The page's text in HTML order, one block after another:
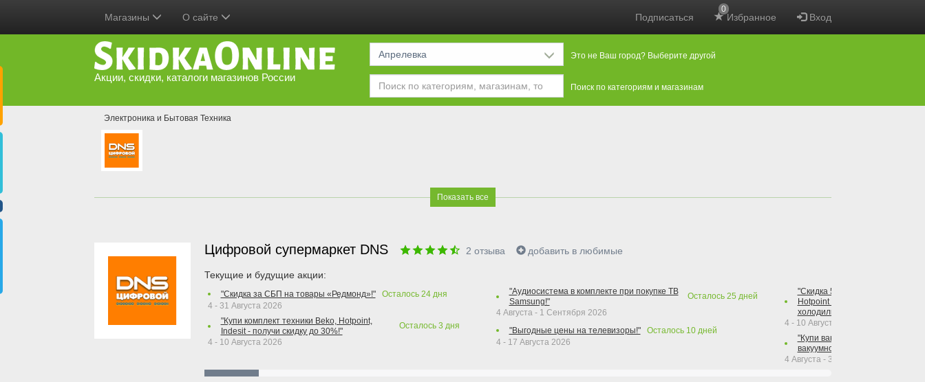
Подписаться Избранное
0
Вход
Магазины О сайте
Акции, скидки, каталоги магазинов России
Апрелевка Это не Ваш город? Выберите другой
Поиск по категориям и магазинам
Электроника и Бытовая Техника
Показать все
Цифровой супермаркет DNS 2 отзыва добавить в любимые
Текущие и будущие акции:
"Скидка за СБП на товары «Редмонд»!" Осталось 24дня
4 - 31 Августа 2026
"Купи комплект техники Beko, Hotpoint,
Indesit - получи скидку до 30%!"
Осталось 3 дня
4 - 10 Августа 2026
"Аудиосистема в комплекте при покупке ТВ
Samsung!"
Осталось 25 дней
4 Августа - 1 Сентября 2026
"Выгодные цены на телевизоры!"
Осталось 10дней
4 - 17 Августа 2026
"Скидка 50% на варочную
Hotpoint при покупке духового
холодильника Hotpoint!"
4 - 10 Августа 2026
"Купи вакуумный упаковщик +
вакуумного упаковщика =
4 Августа - 30 Сентября 2026